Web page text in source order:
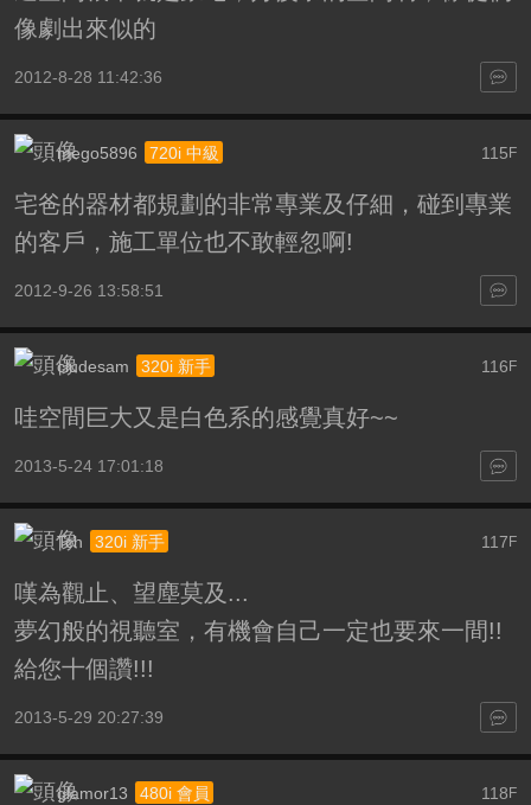
像劇出來似的
2012-8-28 11:42:36
115F
mego5896 720i 中級
宅爸的器材都規劃的非常專業及仔細，碰到專業
的客戶，施工單位也不敢輕忽啊!
2012-9-26 13:58:51
116F
cludesam 320i 新手
哇空間巨大又是白色系的感覺真好~~
2013-5-24 17:01:18
117F
Tch 320i 新手
嘆為觀止、望塵莫及...
夢幻般的視聽室，有機會自己一定也要來一間!!
給您十個讚!!!
2013-5-29 20:27:39
118 F
glamor13 480i 會員